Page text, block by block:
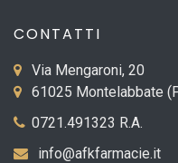
CONTATTI
Via Mengaroni, 20
61025 Montelabbate
0721.491323 R.A.
info@afkfarmacie.it